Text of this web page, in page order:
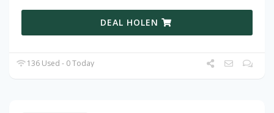
DEAL HOLEN
136 Used - 0 Today